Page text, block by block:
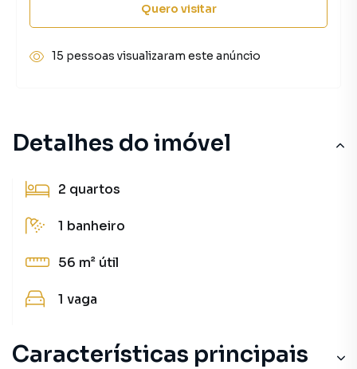
Detalhes do imóvel
2 quartos
1 banheiro
56 m² útil
1 vaga
Características principais
Quero visitar
15 pessoas visualizaram este anúncio